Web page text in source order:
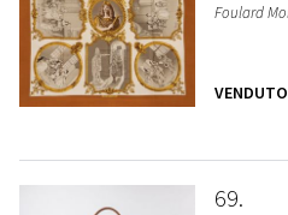
Foulard
VENDUTO
69